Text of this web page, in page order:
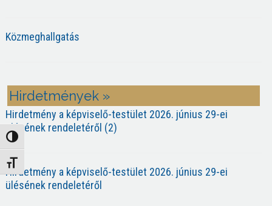
Nagy kontraszt váltása
Betűméret váltása
Közmeghallgatás
Hirdetmények »
Hirdetmény a képviselő-testület 2026. június 29-ei
ülésének rendeletéről (2)
Hirdetmény a képviselő-testület 2026. június 29-ei
ülésének rendeletéről